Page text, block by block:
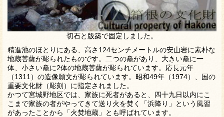
切石と版築で固定しました。
精進池のほとりにある、高さ124センチメートルの安山岩に素朴な
地蔵菩薩が彫られたものです。二つの龕があり、大きい龕に一
体、小さい龕に2体の地蔵菩薩が彫られています。応長元年
（1311）の造像願文が彫られています。昭和49年（1974）、国の
重要文化財（彫刻）に指定されました。
かつて宮城野地区では、家族に死者があると、四十九日以内にこ
こまで家族の者がやってきて送り火を焚く「浜降り」という風習
があったことから「火焚地蔵」とも呼ばれています。